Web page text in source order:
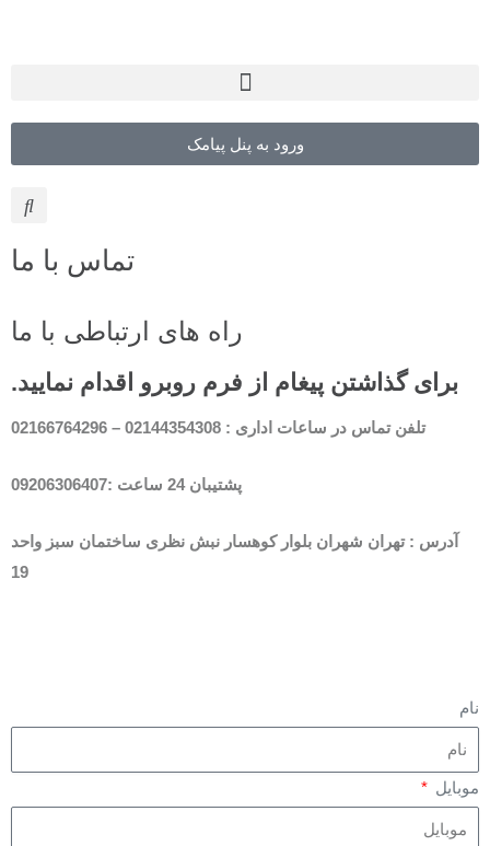
ورود به پنل پیامک
تماس با ما
راه های ارتباطی با ما
برای گذاشتن پیغام از فرم روبرو اقدام نمایید.
تلفن تماس در ساعات اداری : 02144354308 – 02166764296
پشتیبان 24 ساعت :09206306407
آدرس : تهران شهران بلوار کوهسار نبش نظری ساختمان سبز واحد
19
نام
موبایل